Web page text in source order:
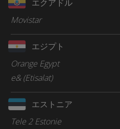
エクアドル
Movistar
エジプト
Orange Egypt
e& (Etisalat)
エストニア
Tele 2 Estonie